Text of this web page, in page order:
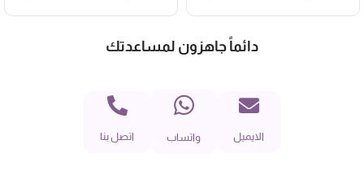
دائماً جاهزون لمساعدتك
الايميل واتساب اتصل بنا